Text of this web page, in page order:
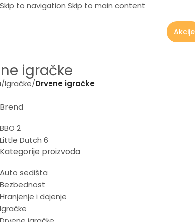
Skip to navigation Skip to main content
Akcije
igračke
/Igračke/Drvene igračke
Brend
BBO 2
Little Dutch 6
Kategorije proizvoda
Auto sedišta
Bezbednost
Hranjenje i dojenje
Igračke